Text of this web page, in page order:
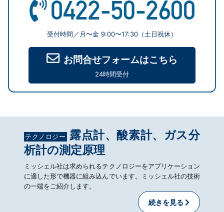
受付時間／月〜金 9:00〜17:30（土日祝休）
お問合せフォームはこちら
24時間受付
テクノロジー 露点計、酸素計、ガス分
析計の測定原理
ミッシェル社は求められるテクノロジーをアプリケーション
に適した形で機器に組み込んでいます。ミッシェル社の技術
の一端をご紹介します。
続きを見る